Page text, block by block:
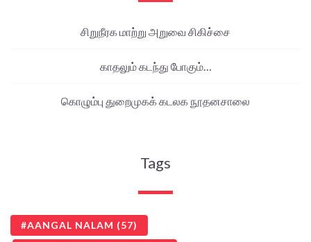
சிறுநீரக மாற்று அறுவை சிகிச்சை
காதலும் கடந்து போகும்…
கொழும்பு துறைமுகக் கடலக நூதனசாலை
Tags
AANGAL NALAM (57)